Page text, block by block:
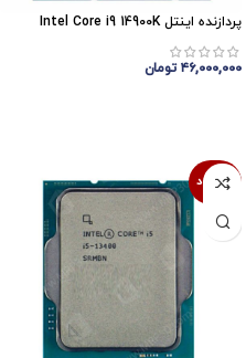
پردازنده اینتل Intel Core i9 14900K
۴۶,۰۰۰,۰۰۰ تومان
ناموجود